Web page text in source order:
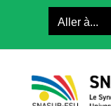
Aller à...